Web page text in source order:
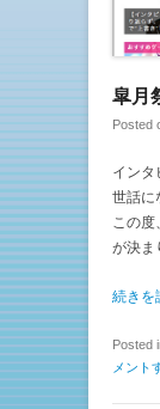
皐月
Posted
インタ
世話に
この度
が決ま
続き
Posted
メント